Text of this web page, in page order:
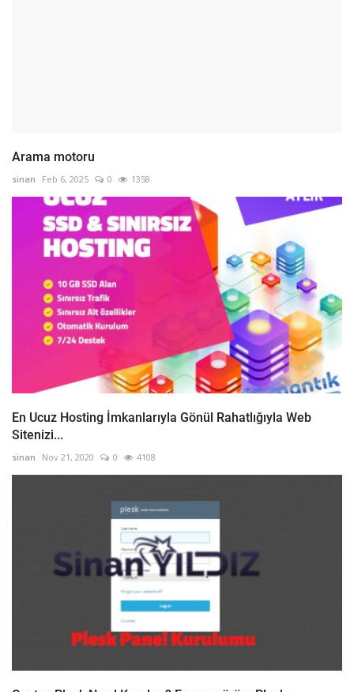
Arama motoru
sinan Feb 6, 2025 0 1358
En Ucuz Hosting İmkanlarıyla Gönül Rahatlığıyla Web
Sitenizi...
sinan Nov 21, 2020 0 4108